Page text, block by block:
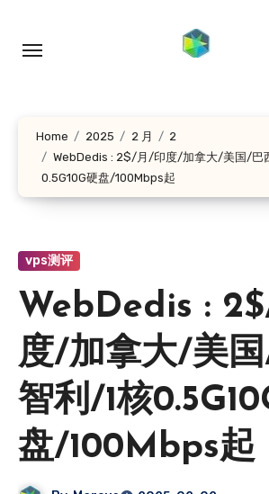
Home 2025 2 月
2
WebDedis : 2$/月/印度/加拿大/美国/巴
0.5G10G硬盘/100Mbps起
vps测评
WebDedis :
度/加拿大/美
智利/1核
盘/100Mbps起